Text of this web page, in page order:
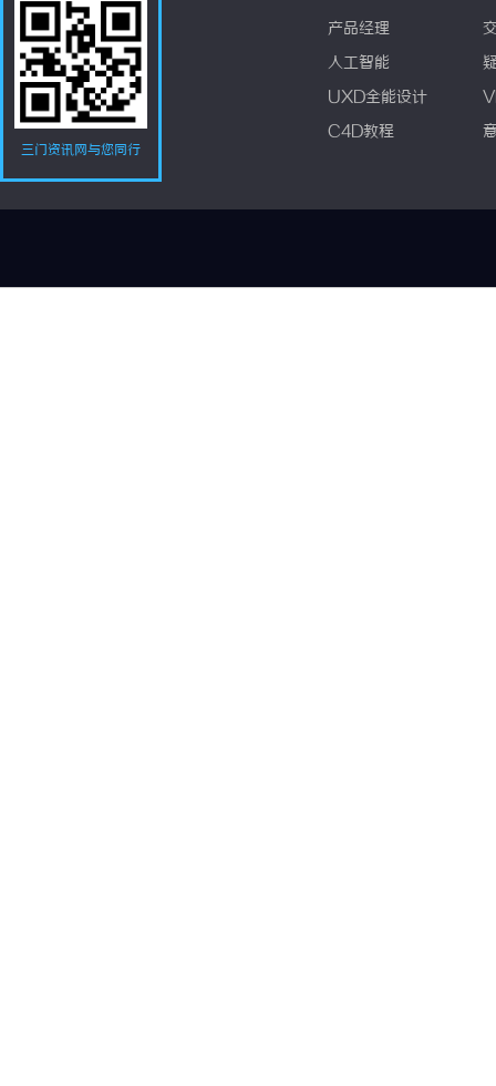
三门资讯网与您同行
产品经理
人工智能
UXD全能设计
C4D教程